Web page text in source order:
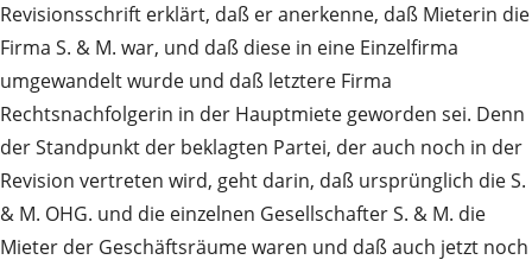
Revisionsschrift erklärt, daß er anerkenne, daß Mieterin die
Firma S. & M. war, und daß diese in eine Einzelfirma
umgewandelt wurde und daß letztere Firma
Rechtsnachfolgerin in der Hauptmiete geworden sei. Denn
der Standpunkt der beklagten Partei, der auch noch in der
Revision vertreten wird, geht darin, daß ursprünglich die S.
& M. OHG. und die einzelnen Gesellschafter S. & M. die
Mieter der Geschäftsräume waren und daß auch jetzt noch